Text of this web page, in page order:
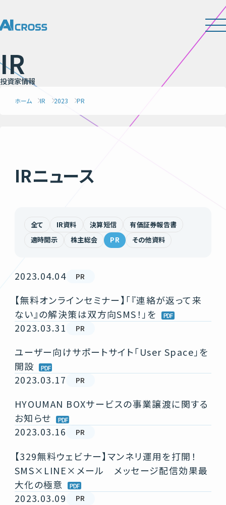
IR
投資家情報
ホーム IR 2023 PR
IRニュース
全て IR資料 決算短信
有価証券報告書
適時開示
株主総会 PR その他資料
2023.04.04 PR
【無料オンラインセミナー】「『連絡が返って来
ない』の解決策は双方向SMS！」を
2023.03.31
PR
ユーザー向けサポートサイト「User Space」を
開設
2023.03.17
PR
HYOUMAN BOXサービスの事業譲渡に関する
お知らせ
2023.03.16
PR
【329無料ウェビナー】マンネリ運用を打開！
SMS×LINE×メール メッセージ配信効果最
大化の極意
2023.03.09
PR